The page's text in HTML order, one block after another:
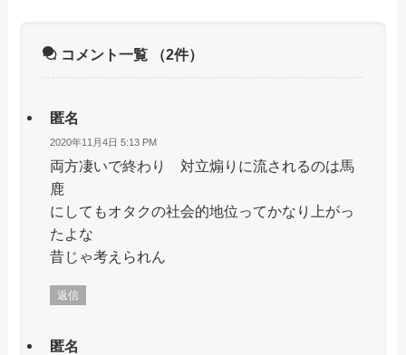
コメント一覧 （2件）
匿名
2020年11月4日 5:13 PM
両方凄いで終わり 対立煽りに流されるのは馬
鹿
にしてもオタクの社会的地位ってかなり上がっ
たよな
昔じゃ考えられん
返信
匿名